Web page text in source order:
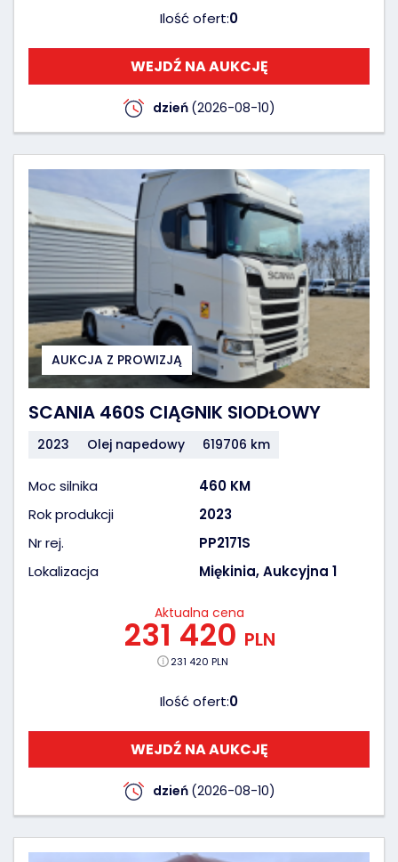
Ilość ofert:0
WEJDŹ NA AUKCJĘ
dzień (2026-08-10)
AUKCJA Z PROWIZJĄ
SCANIA 460S CIĄGNIK SIODŁOWY
2023 Olej napedowy 619706 km
Moc silnika
460 KM
Rok produkcji
2023
Nr rej.
PP2171S
Lokalizacja
Miękinia, Aukcyjna 1
Aktualna cena
231 420 PLN
231 420 PLN
Ilość ofert:0
WEJDŹ NA AUKCJĘ
dzień (2026-08-10)